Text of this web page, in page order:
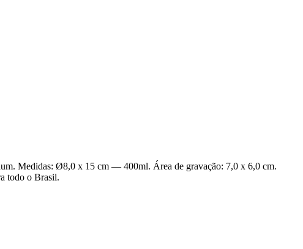
Medidas: Ø8,0 x 15 cm — 400ml. Área de gravação: 7,0 x 6,0 cm.
todo o Brasil.